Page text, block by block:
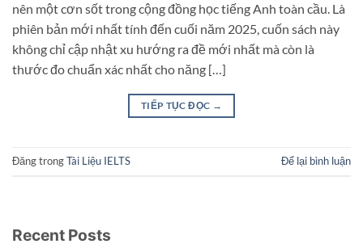
nên một cơn sốt trong cộng đồng học tiếng Anh toàn cầu. Là
phiên bản mới nhất tính đến cuối năm 2025, cuốn sách này
không chỉ cập nhật xu hướng ra đề mới nhất mà còn là
thước đo chuẩn xác nhất cho năng […]
TIẾP TỤC ĐỌC →
Đăng trongTài Liệu IELTS Để lại bình luận
Recent Posts